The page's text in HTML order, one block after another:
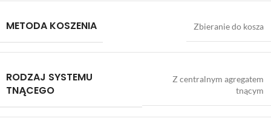
METODA KOSZENIA Zbieranie do kosza
RODZAJ SYSTEMU
TNĄCEGO
Z centralnym agregatem
tnącym